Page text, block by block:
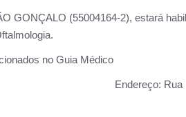
GONÇALO (55004164-2), estará
no Guia Médico
2). Endereço: Rua